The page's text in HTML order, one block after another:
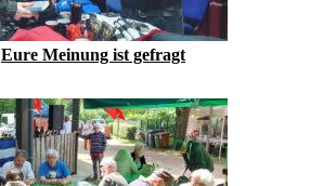
Eure Meinung ist gefragt